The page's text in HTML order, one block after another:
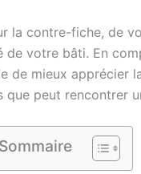
la contre-fiche, de
votre bâti. En
de mieux apprécier
que peut rencontrer
Sommaire